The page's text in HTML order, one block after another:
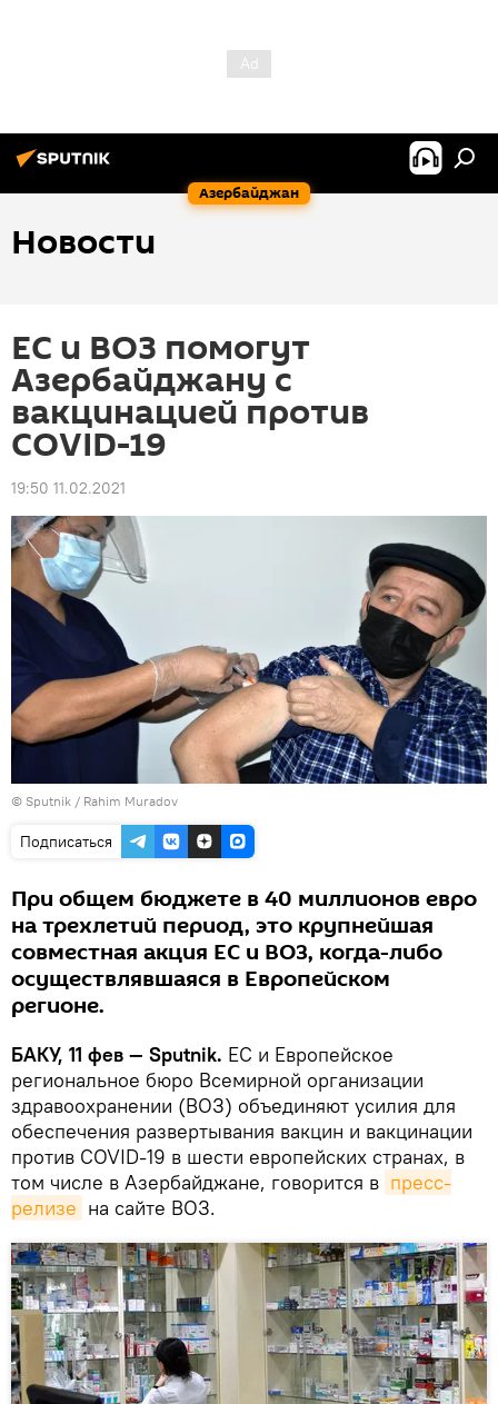
Азербайджан
Новости
ЕС и ВОЗ помогут
Азербайджану с
вакцинацией против
COVID-19
19:50 11.02.2021
© Sputnik / Rahim Muradov
Подписаться
При общем бюджете в 40 миллионов евро
на трехлетий период, это крупнейшая
совместная акция ЕС и ВОЗ, когда-либо
осуществлявшаяся в Европейском
регионе.
БАКУ, 11 фев — Sputnik. ЕС и Европейское
региональное бюро Всемирной организации
здравоохранении (ВОЗ) объединяют усилия для
обеспечения развертывания вакцин и вакцинации
против COVID-19 в шести европейских странах, в
том числе в Азербайджане, говорится в пресс-
релизе на сайте ВОЗ.